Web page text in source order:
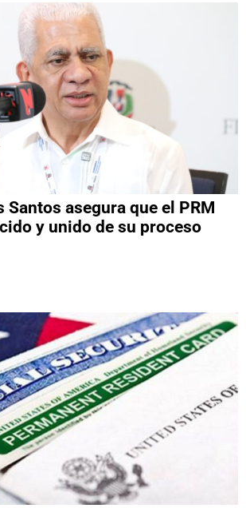
Santos asegura que el PRM
y unido de su proceso